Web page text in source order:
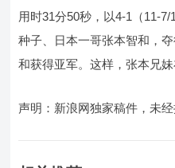
用时31分50秒，以4-1（11-
种子、日本一哥张本智和，
和获得亚军。这样，张本兄
声明：新浪网独家稿件，未经